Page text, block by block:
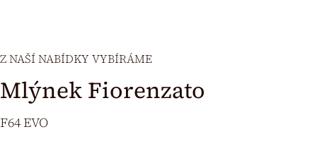
Z NAŠÍ NABÍDKY VYBÍRÁME
Mlýnek Fiorenzato
F64 EVO